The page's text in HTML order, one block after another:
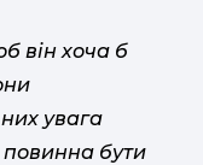
він хоча б
них увага
повинна бути